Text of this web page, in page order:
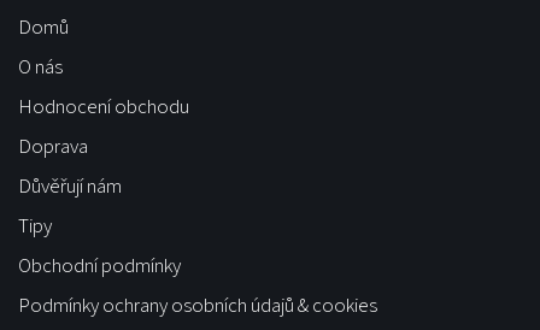
Domů
O nás
Hodnocení obchodu
Doprava
Důvěřují nám
Tipy
Obchodní podmínky
Podmínky ochrany osobních údajů & cookies